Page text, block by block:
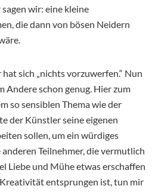
wir: eine kleine
die dann von bösen Neidern
sich „nichts vorzuwerfen.“ Nun
Andere schon genug. Hier zum
so sensiblen Thema wie der
der Künstler seine eigenen
sollen, um ein würdiges
Teilnehmer, die vermutlich
Liebe und Mühe etwas erschaffen
entsprungen ist, tun mir